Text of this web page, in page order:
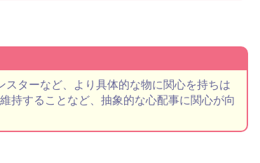
ターなど、より具体的な物に関心を持ちは
持することなど、抽象的な心配事に関心が向